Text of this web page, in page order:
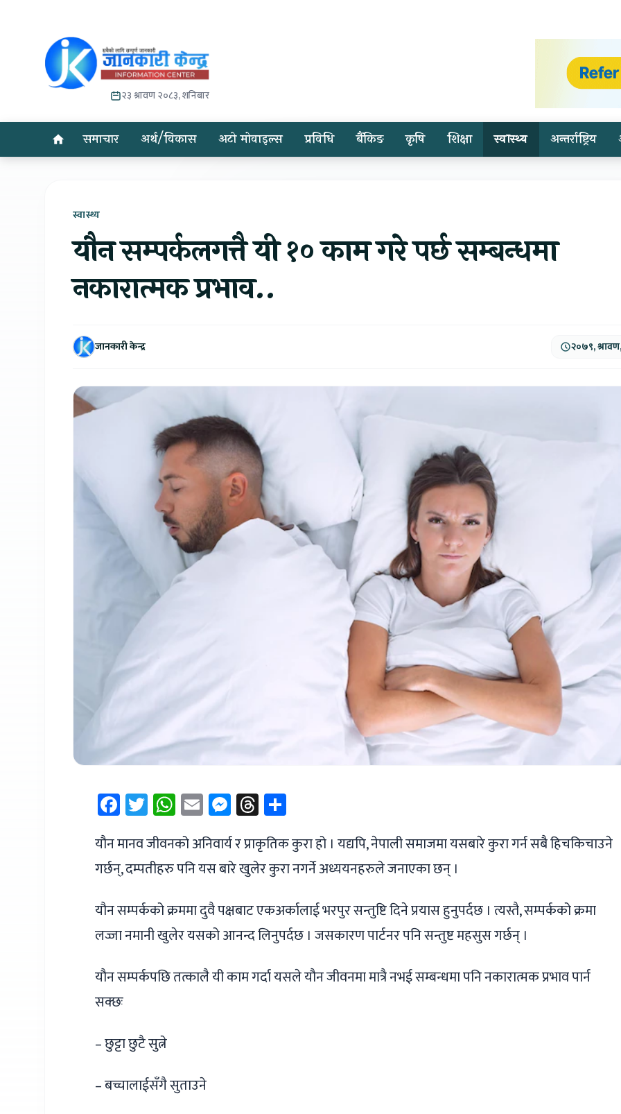
२३ श्रावण २०८३, शनिबार
समाचार अर्थ/विकास अटो मोवाइल्स प्रविधि बैंकिङ कृषि शिक्षा स्वास्थ्य अन्तर्राष्ट्रिय
स्वास्थ्य
यौन सम्पर्कलगत्तै यी १० काम गरे पर्छ सम्बन्धमा
नकारात्मक प्रभाव..
जानकारी केन्द्र २०७९,
Facebook
Twitter
WhatsApp
EmailMessenger
Threads
यौन मानव जीवनको अनिवार्य र प्राकृतिक कुरा हो । यद्यपि, नेपाली समाजमा यसबारे कुरा गर्न सबै हिचकिचाउने
गर्छन्, दम्पतीहरु पनि यस बारे खुलेर कुरा नगर्ने अध्ययनहरुले जनाएका छन् ।
यौन सम्पर्कको क्रममा दुवै पक्षबाट एकअर्कालाई भरपुर सन्तुष्टि दिने प्रयास हुनुपर्दछ । त्यस्तै, सम्पर्कको क्रमा
लज्जा नमानी खुलेर यसको आनन्द लिनुपर्दछ । जसकारण पार्टनर पनि सन्तुष्ट महसुस गर्छन् ।
यौन सम्पर्कपछि तत्कालै यी काम गर्दा यसले यौन जीवनमा मात्रै नभई सम्बन्धमा पनि नकारात्मक प्रभाव पार्न
सक्छः
– छुट्टा छुटै सुत्ने
– बच्चालाईसँगै सुताउने